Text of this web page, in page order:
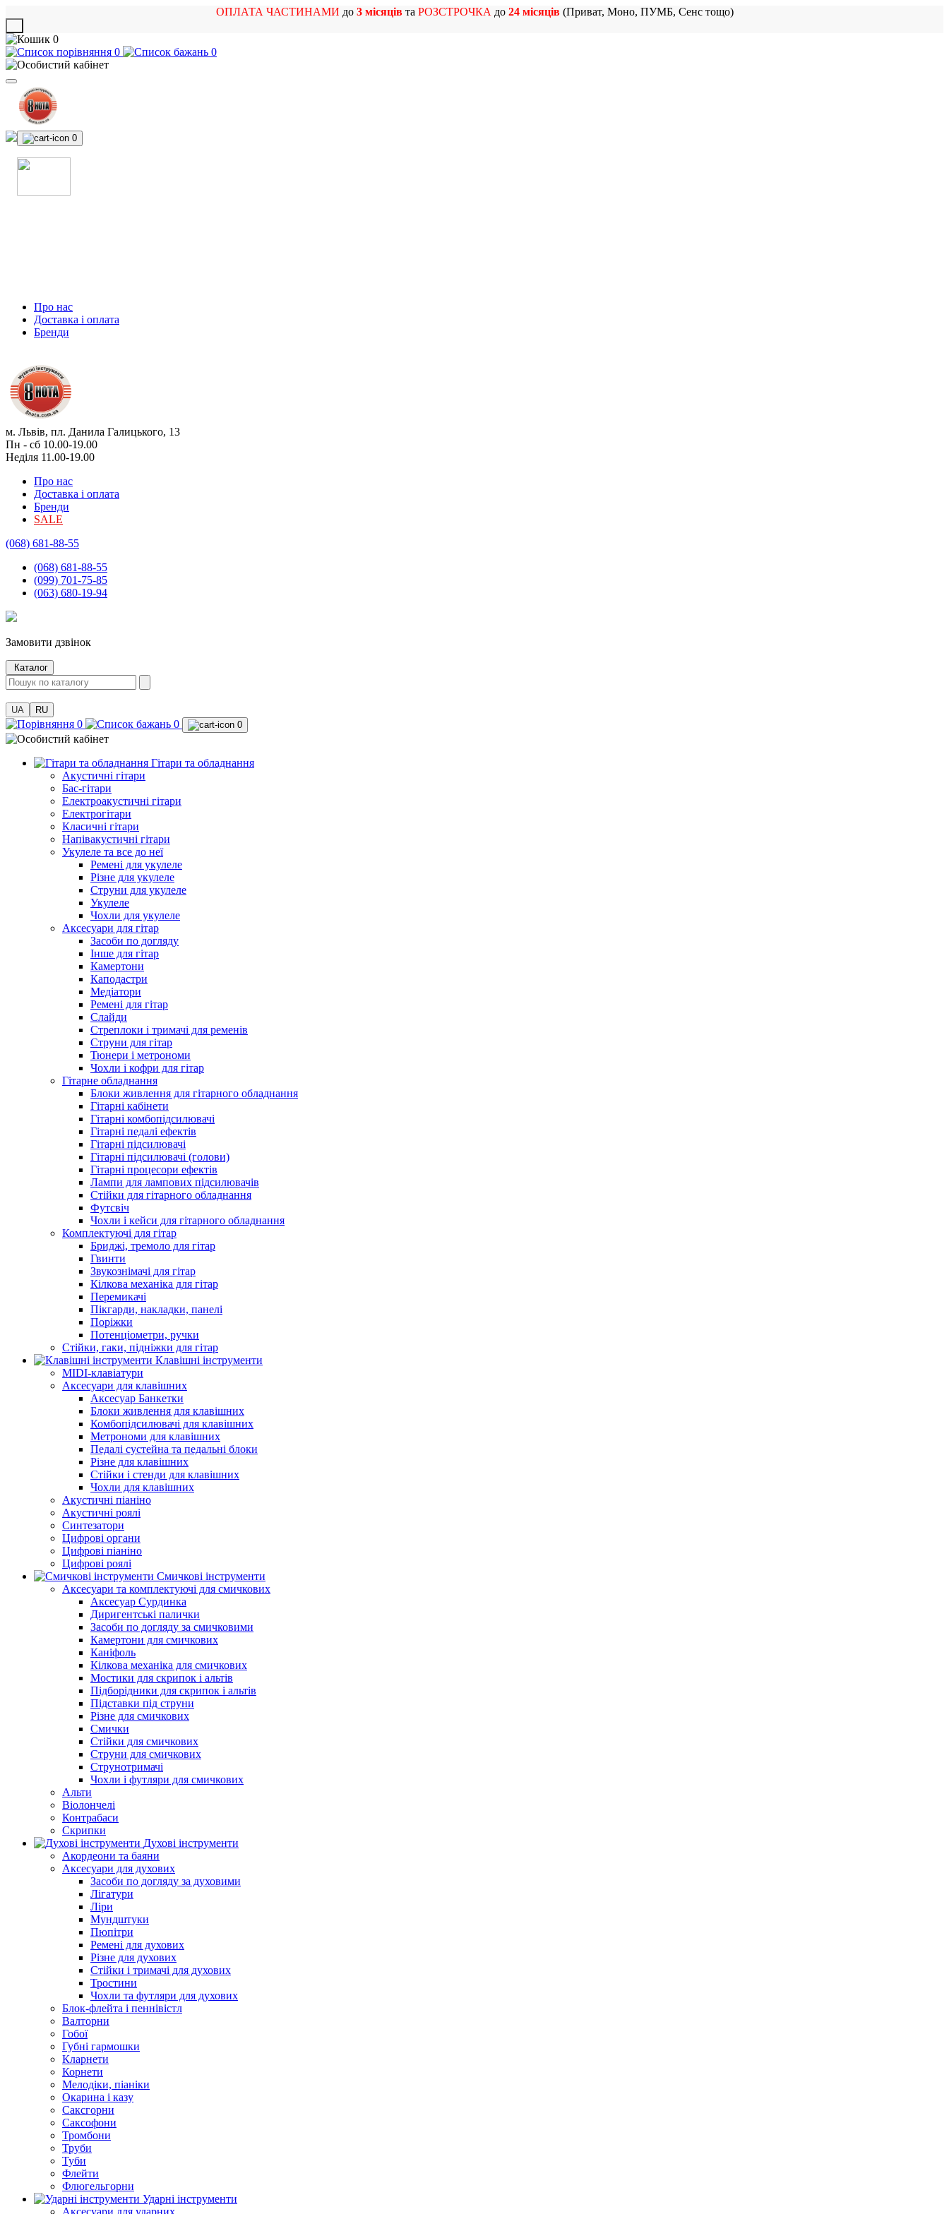
ОПЛАТА ЧАСТИНАМИ до 3 місяцівта РОЗСТРОЧКА до 24 місяців(Приват, Моно, ПУМБ, Сенс тощо)
0
0
0
0
Про нас
Доставка і оплата
Бренди
м. Львів, пл. Данила Галицького, 13
Пн - сб 10.00-19.00
Неділя 11.00-19.00
Про нас
Доставка і оплата
Бренди
SALE
(068) 681-88-55
(068) 681-88-55
(099) 701-75-85
(063) 680-19-94
Замовити дзвінок
Каталог
UA RU
0 0 0
Гітари та обладнання
Акустичні гітари
Бас-гітари
Електроакустичні гітари
Електрогітари
Класичні гітари
Напівакустичні гітари
Укулеле та все до неї
Ремені для укулеле
Різне для укулеле
Струни для укулеле
Укулеле
Чохли для укулеле
Аксесуари для гітар
Засоби по догляду
Інше для гітар
Камертони
Каподастри
Медіатори
Ремені для гітар
Слайди
Стреплоки і тримачі для ременів
Струни для гітар
Тюнери і метрономи
Чохли і кофри для гітар
Гітарне обладнання
Блоки живлення для гітарного обладнання
Гітарні кабінети
Гітарні комбопідсилювачі
Гітарні педалі ефектів
Гітарні підсилювачі
Гітарні підсилювачі (голови)
Гітарні процесори ефектів
Лампи для лампових підсилювачів
Стійки для гітарного обладнання
Футсвіч
Чохли і кейси для гітарного обладнання
Комплектуючі для гітар
Бриджі, тремоло для гітар
Гвинти
Звукознімачі для гітар
Кілкова механіка для гітар
Перемикачі
Пікгарди, накладки, панелі
Поріжки
Потенціометри, ручки
Стійки, гаки, підніжки для гітар
Клавішні інструменти
MIDI-клавіатури
Аксесуари для клавішних
Аксесуар Банкетки
Блоки живлення для клавішних
Комбопідсилювачі для клавішних
Метрономи для клавішних
Педалі сустейна та педальні блоки
Різне для клавішних
Стійки і стенди для клавішних
Чохли для клавішних
Акустичні піаніно
Акустичні роялі
Синтезатори
Цифрові органи
Цифрові піаніно
Цифрові роялі
Смичкові інструменти
Аксесуари та комплектуючі для смичкових
Аксесуар Сурдинка
Диригентські палички
Засоби по догляду за смичковими
Камертони для смичкових
Каніфоль
Кілкова механіка для смичкових
Мостики для скрипок і альтів
Підборiдники для скрипок і альтів
Підставки під струни
Різне для смичкових
Смички
Стійки для смичкових
Струни для смичкових
Струнотримачі
Чохли і футляри для смичкових
Альти
Віолончелі
Контрабаси
Скрипки
Духові інструменти
Акордеони та баяни
Аксесуари для духових
Засоби по догляду за духовими
Лігатури
Ліри
Мундштуки
Пюпітри
Ремені для духових
Різне для духових
Стійки і тримачі для духових
Тростини
Чохли та футляри для духових
Блок-флейта і пеннівістл
Валторни
Гобої
Губні гармошки
Кларнети
Корнети
Мелодіки, піаніки
Окарина і казу
Саксгорни
Саксофони
Тромбони
Труби
Туби
Флейти
Флюгельгорни
Ударні інструменти
Аксесуари для ударних